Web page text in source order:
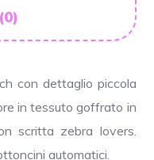
con dettaglio piccola
in tessuto goffrato in
scritta zebra lovers.
automatici.